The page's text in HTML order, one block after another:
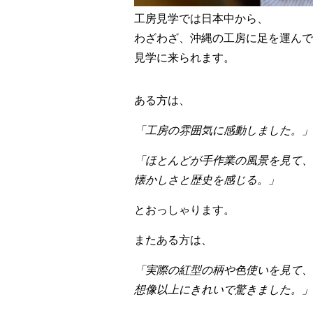
工房見学では日本中から、
わざわざ、沖縄の工房に足を運んで
見学に来られます。
ある方は、
「工房の雰囲気に感動しました。」
「ほとんどが手作業の風景を見て、
懐かしさと歴史を感じる。」
とおっしゃります。
またある方は、
「実際の紅型の柄や色使いを見て、
想像以上にきれいで驚きました。」